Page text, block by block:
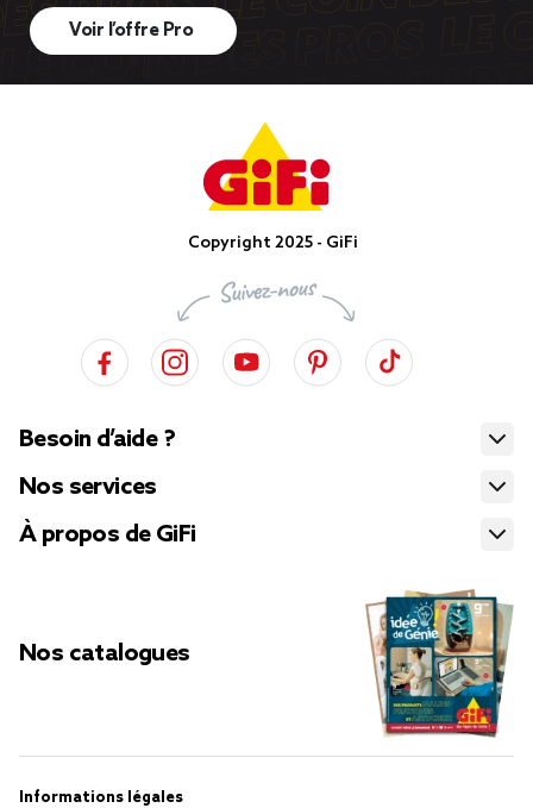
Voir l’offre Pro
Copyright 2025 - GiFi
Besoin d’aide ?
Nos services
À propos de GiFi
Nos catalogues
Informations légales